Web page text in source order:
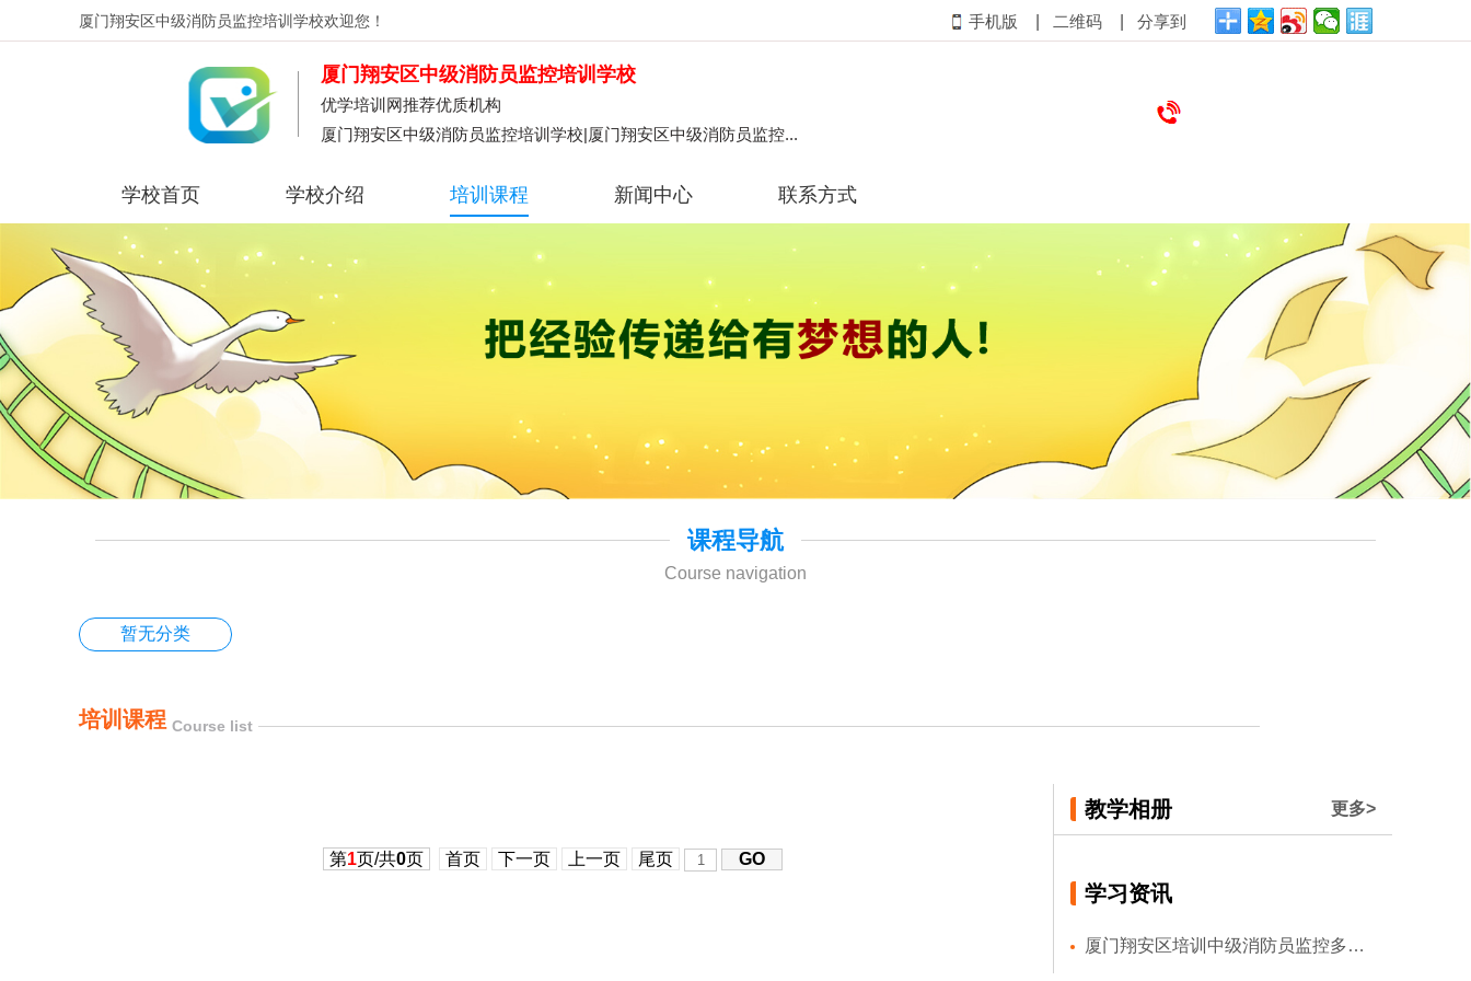
厦门翔安区中级消防员监控培训学校欢迎您！ 手机版 二维码 分享到
厦门翔安区中级消防员监控培训学校
优学培训网推荐优质机构
厦门翔安区中级消防员监控培训学校|厦门翔安区中级消防员监控...
学校首页 学校介绍 培训课程 新闻中心 联系方式
课程导航
Course navigation
暂无分类
培训课程 Course list
第1页/共0页 首页 下一页 上一页 尾页
教学相册 更多>
学习资讯
厦门翔安区培训中级消防员监控多少费用